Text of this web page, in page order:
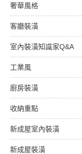
奢華風格
客廳裝潢
室內裝潢知識家Q&A
工業風
廚房裝潢
收納重點
新成屋室內裝潢
新成屋裝潢